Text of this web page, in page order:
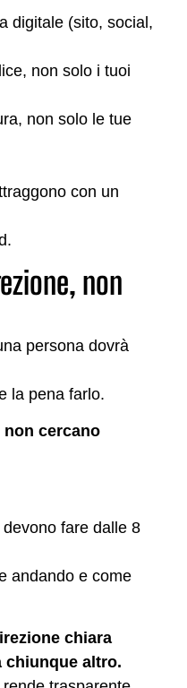
digitale (sito, social,
non solo i tuoi
non solo le tue
con un
non
persona dovrà
la pena farlo.
cercano
fare dalle 8
andando e come
chiara
altro.